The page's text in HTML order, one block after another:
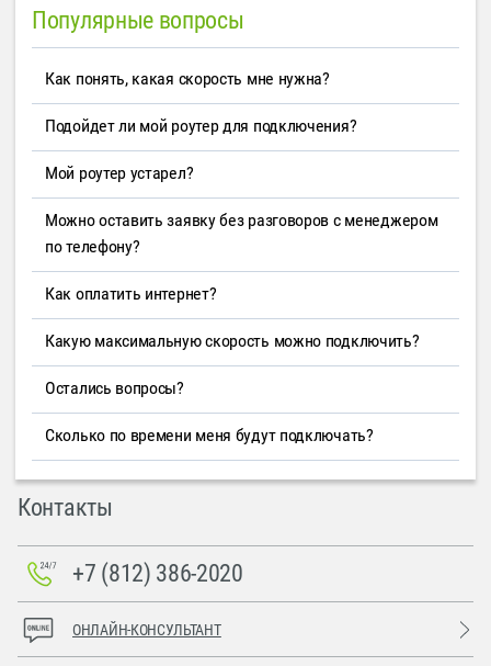
Популярные вопросы
Как понять, какая скорость мне нужна?
Подойдет ли мой роутер для подключения?
Мой роутер устарел?
Можно оставить заявку без разговоров с менеджером
по телефону?
Как оплатить интернет?
Какую максимальную скорость можно подключить?
Остались вопросы?
Сколько по времени меня будут подключать?
Контакты
+7 (812) 386-2020
ОНЛАЙН-КОНСУЛЬТАНТ